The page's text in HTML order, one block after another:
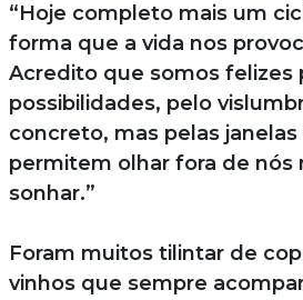
“Hoje completo mais um
forma que a vida nos
Acredito que somos felizes
possibilidades, pelo
concreto, mas pelas
permitem olhar fora de nós
sonhar.”
Foram muitos tilintar de
vinhos que sempre